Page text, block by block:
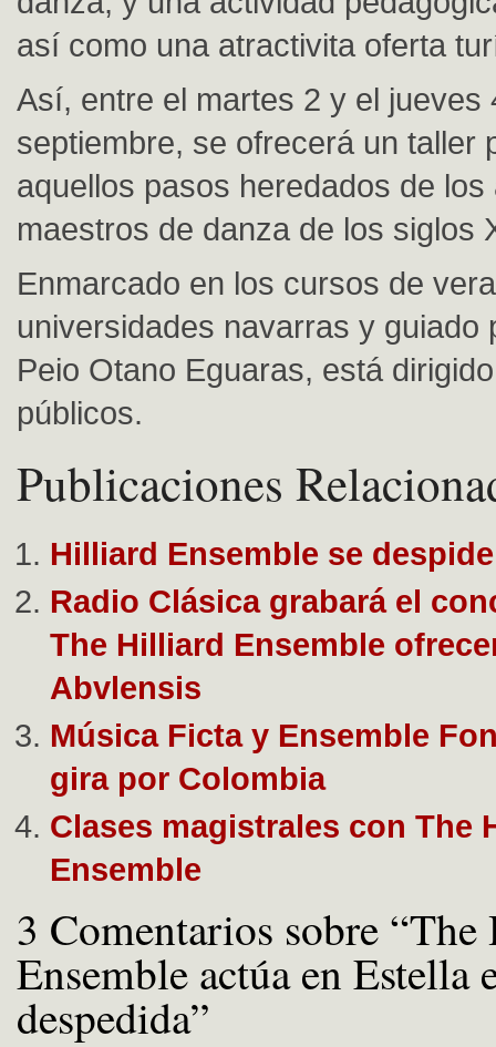
así como una atractivita oferta
Así, entre el martes 2 y el jueves
septiembre, se ofrecerá un taller
aquellos pasos heredados de los
maestros de danza de los siglos
Enmarcado en los cursos de
universidades navarras y guiado
Peio Otano Eguaras, está
públicos.
Publicaciones
Hilliard Ensemble se
Radio Clásica grabará el
The Hilliard Ensemble
Abvlensis
Música Ficta y Ensemble
gira por Colombia
Clases magistrales con The
Ensemble
3 Comentarios sobre
Ensemble actúa en Estella
despedida”